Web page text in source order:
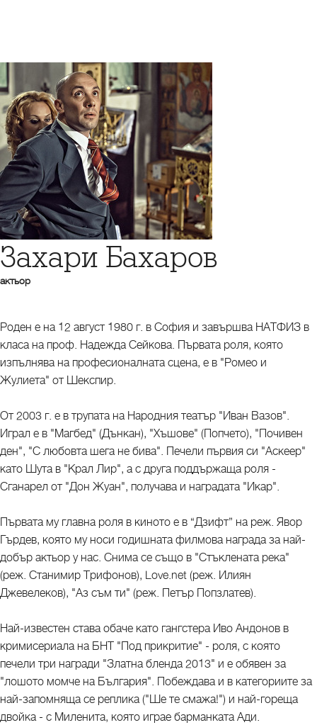
Захари Бахаров
актьор
Роден е на 12 август 1980 г. в София и завършва НАТФИЗ в
класа на проф. Надежда Сейкова. Първата роля, която
изпълнява на професионалната сцена, е в "Ромео и
Жулиета" от Шекспир.
От 2003 г. е в трупата на Народния театър "Иван Вазов".
Играл е в "Магбед" (Дънкан), "Хъшове" (Попчето), "Почивен
ден", "С любовта шега не бива". Печели първия си "Аскеер"
като Шута в "Крал Лир", а с друга поддържаща роля -
Сганарел от "Дон Жуан", получава и наградата "Икар".
Първата му главна роля в киното е в “Дзифт” на реж. Явор
Гърдев, която му носи годишната филмова награда за най-
добър актьор у нас. Снима се също в "Стъклената река"
(реж. Станимир Трифонов), Love.net (реж. Илиян
Джевелеков), "Аз съм ти" (реж. Петър Попзлатев).
Най-известен става обаче като гангстера Иво Андонов в
кримисериала на БНТ "Под прикритие" - роля, с която
печели три награди "Златна бленда 2013" и е обявен за
"лошото момче на България". Побеждава и в категориите за
най-запомняща се реплика ("Ше те смажа!") и най-гореща
двойка - с Миленита, която играе барманката Ади.